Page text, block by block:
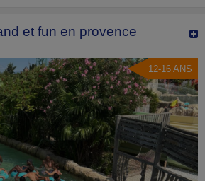
et fun en provence
12-16 ANS